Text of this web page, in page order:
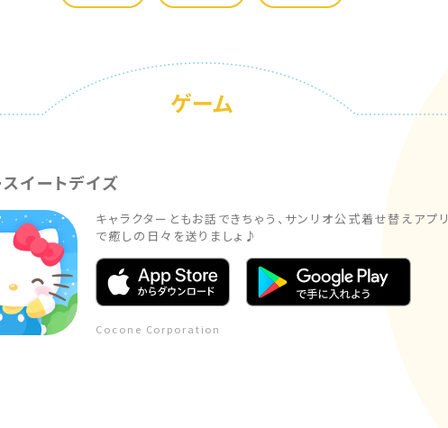
ゲーム
イートデイズ
キャラクターともお話できちゃう、サンリオ公式着せ替えアプリ
で癒しの日々を送りましょ♪
Cocone Corporation